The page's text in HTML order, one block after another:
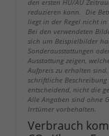
den ersten HU/AU
reduzieren kann. Die
liegt in der Regel nicht in
Bei den verwendeten
sich um Beispielbilder
Sonderausstattungen
Ausstattung zeigen,
Aufpreis zu erhalten
schriftliche Beschreibung
entscheidend, nicht die
Alle Angaben sind ohne
Irrtümer vorbehalten.
Verbrauch